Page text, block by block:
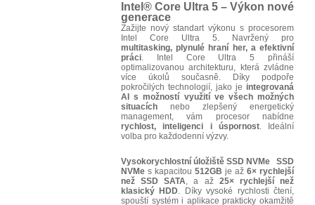
Intel ® Core Ultra 5 – Výkon nové
generace
Zažijte nový standart výkonu s procesorem
Intel Core Ultra 5. Navržený pro
multitasking, plynulé hraní her, a efektivní
práci. Intel Core Ultra 5 přináší
optimalizovanou architekturu, která zvládne
více úkolů současně. Díky podpoře
pokročilých technologií, jako je integrovaná
AI s možností využití ve všech možných
situacích nebo zlepšený energetický
management, vám procesor nabídne
rychlost, inteligenci i úspornost. Ideální
volba pro každodenní výzvy.
Vysokorychlostní úložiště SSD NVMe
SSD
NVMe s kapacitou 512GB je až 6× rychlejší
než SSD SATA, a až 25× rychlejší než
klasický HDD. Díky vysoké rychlosti čtení,
spouští systém i aplikace prakticky okamžitě